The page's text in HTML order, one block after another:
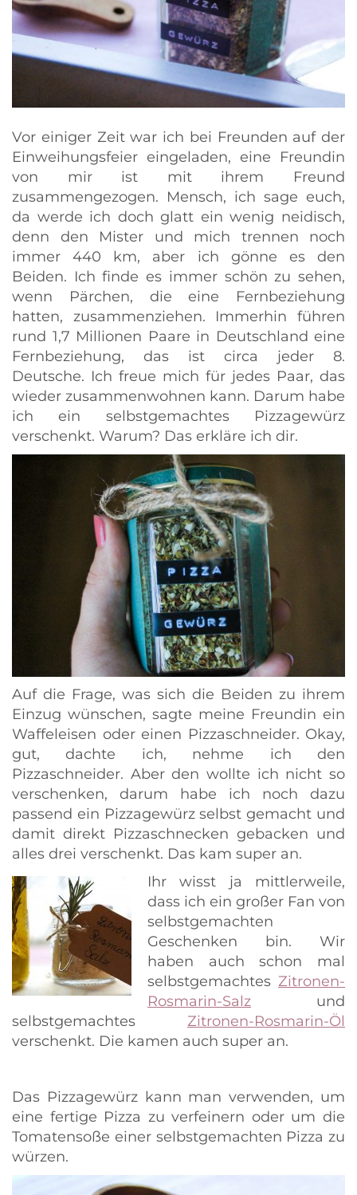
Vor einiger Zeit war ich bei Freunden auf der
Einweihungsfeier eingeladen, eine Freundin
von mir ist mit ihrem Freund
zusammengezogen. Mensch, ich sage euch,
da werde ich doch glatt ein wenig neidisch,
denn den Mister und mich trennen noch
immer 440 km, aber ich gönne es den
Beiden. Ich finde es immer schön zu sehen,
wenn Pärchen, die eine Fernbeziehung
hatten, zusammenziehen. Immerhin führen
rund 1,7 Millionen Paare in Deutschland eine
Fernbeziehung, das ist circa jeder 8.
Deutsche. Ich freue mich für jedes Paar, das
wieder zusammenwohnen kann. Darum habe
ich ein selbstgemachtes Pizzagewürz
verschenkt. Warum? Das erkläre ich dir.
Auf die Frage, was sich die Beiden zu ihrem
Einzug wünschen, sagte meine Freundin ein
Waffeleisen oder einen Pizzaschneider. Okay,
gut, dachte ich, nehme ich den
Pizzaschneider. Aber den wollte ich nicht so
verschenken, darum habe ich noch dazu
passend ein Pizzagewürz selbst gemacht und
damit direkt Pizzaschnecken gebacken und
alles drei verschenkt. Das kam super an.
Ihr wisst ja mittlerweile,
dass ich ein großer Fan von
selbstgemachten
Geschenken bin. Wir
haben auch schon mal
selbstgemachtes Zitronen-
Rosmarin-Salz und
selbstgemachtes Zitronen-Rosmarin-Öl
verschenkt. Die kamen auch super an.
Das Pizzagewürz kann man verwenden, um
eine fertige Pizza zu verfeinern oder um die
Tomatensoße einer selbstgemachten Pizza zu
würzen.